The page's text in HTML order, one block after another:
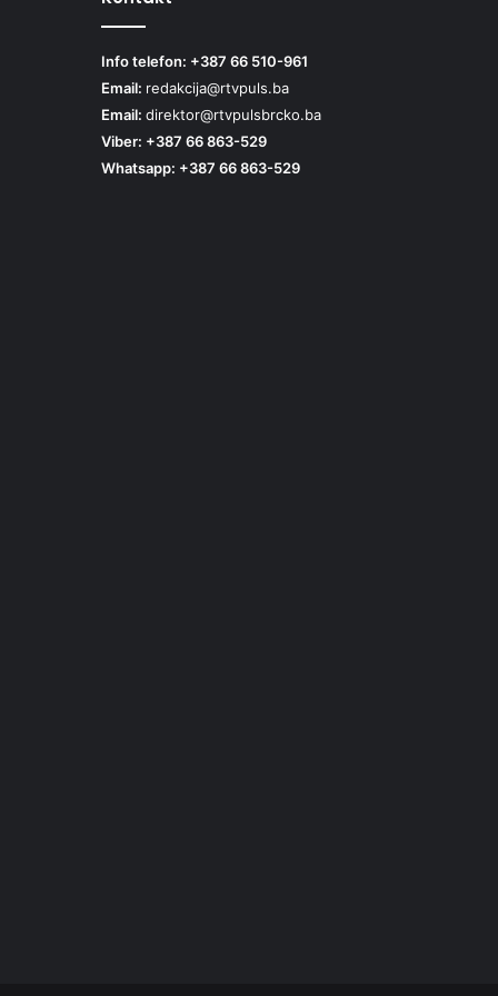
Info telefon: +387 66 510-961
Email: redakcija@rtvpuls.ba
Email: direktor@rtvpulsbrcko.ba
Viber: +387 66 863-529
Whatsapp: +387 66 863-529